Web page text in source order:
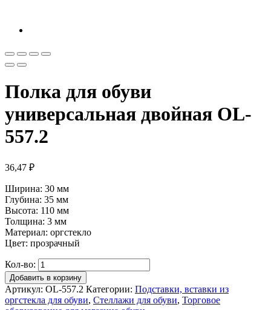
Полка для обуви
универсальная двойная OL-
557.2
36,47 ₽
Ширина: 30 мм
Глубина: 35 мм
Высота: 110 мм
Толщина: 3 мм
Материал: оргстекло
Цвет: прозрачный
Кол-во:
Добавить в корзину
Артикул: OL-557.2 Категории: Подставки, вставки из
оргстекла для обуви, Стеллажи для обуви, Торговое